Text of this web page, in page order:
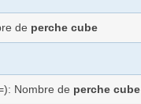
de perche cube
Nombre de perche cube